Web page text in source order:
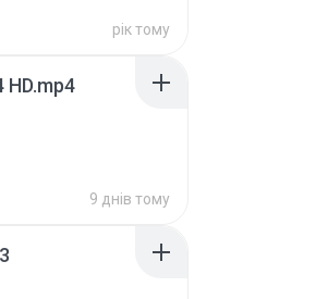
рік тому
HD.mp4
9 днів тому